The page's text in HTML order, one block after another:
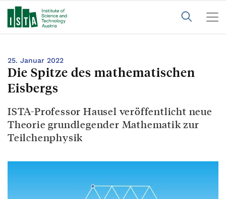
25. Januar 2022
Die Spitze des mathematischen
Eisbergs
ISTA-Professor Hausel veröffentlicht neue
Theorie grundlegender Mathematik zur
Teilchenphysik